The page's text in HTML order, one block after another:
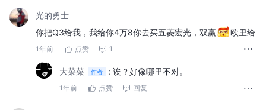
光的勇士
你把Q3给我，我给你4万8你去买五菱宏光，双赢
欧里给
1年前 点赞 1
大菜菜 作者 : 诶？好像哪里不对。
1年前 点赞 回复